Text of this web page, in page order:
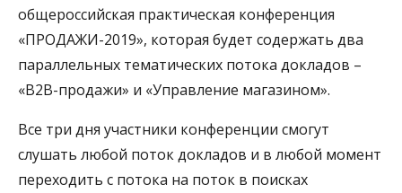
общероссийская практическая конференция
«ПРОДАЖИ-2019», которая будет содержать два
параллельных тематических потока докладов –
«В2В-продажи» и «Управление магазином».
Все три дня участники конференции смогут
слушать любой поток докладов и в любой момент
переходить с потока на поток в поисках